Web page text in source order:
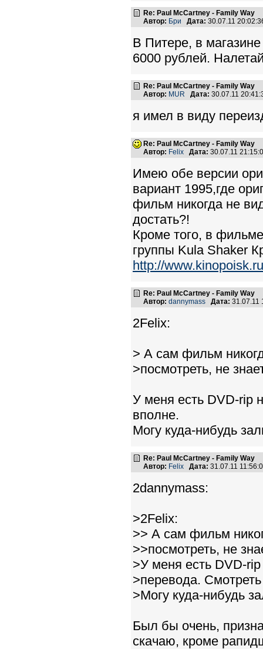
Re: Paul McCartney - Family Way
Автор: Бри Дата: 30.07.11
В Питере, в
6000 рублей.
Re: Paul McCartney - Family Way
Автор: MUR Дата: 30.07.11
я имел в виду
Re: Paul McCartney - Family Way
Автор: Felix Дата: 30.07.11
Имею обе версии
вариант 1995,где
фильм никогда не
достать?!
Кроме того, в
группы Kula Shaker
http://
Re: Paul McCartney - Family Way
Автор: dannymass Дата:
2Felix:
> А сам фильм
>посмотреть, не
У меня есть DVD-rip
вполне.
Могу куда-нибудь
Re: Paul McCartney - Family Way
Автор: Felix Дата: 31.07.11
2dannymass:
>2Felix:
>> А сам фильм
>>посмотреть, не
>У меня есть DVD-rip
>перевода.
>Могу куда-нибудь
Был бы очень,
скачаю, кроме